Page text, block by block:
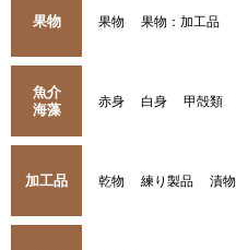
果物 果物 果物：加工品
魚介
海藻
赤身 白身 甲殻類
加工品 乾物 練り製品 漬物